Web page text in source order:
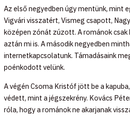
Az első negyedben úgy mentünk, mint
Vigvári visszatért, Vismeg csapott,
középen zónát zúzott. A románok
aztán mi is. A második negyedben
internetkapcsolatunk. Támadásaink
poénkodott velünk.
A végén Csoma Kristóf jött be a
védett, mint a jégszekrény. Kovács
róla, hogy a románok ne akarjanak